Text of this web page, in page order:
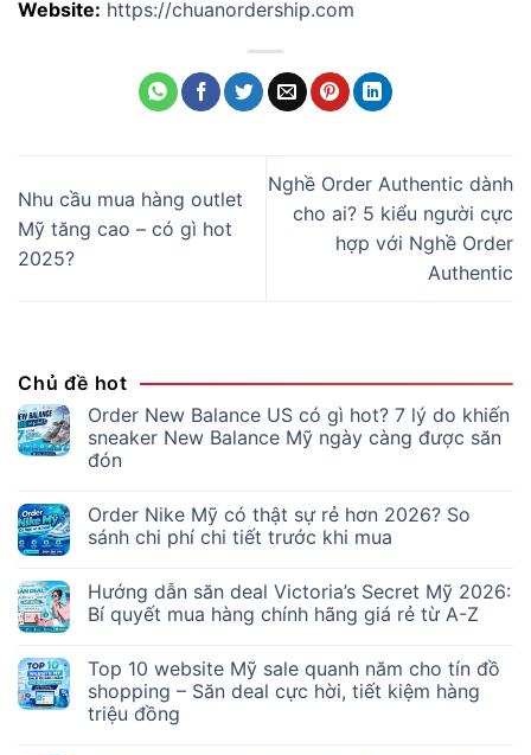
Website: https://chuanordership.com
Nhu cầu mua hàng outlet
Mỹ tăng cao – có gì hot
2025?
Nghề Order Authentic dành
cho ai? 5 kiểu người cực
hợp với Nghề Order
Authentic
Chủ đề hot
Order New Balance US có gì hot? 7 lý do khiến
sneaker New Balance Mỹ ngày càng được săn
đón
Order Nike Mỹ có thật sự rẻ hơn 2026? So
sánh chi phí chi tiết trước khi mua
Hướng dẫn săn deal Victoria’s Secret Mỹ 2026:
Bí quyết mua hàng chính hãng giá rẻ từ A-Z
Top 10 website Mỹ sale quanh năm cho tín đồ
shopping – Săn deal cực hời, tiết kiệm hàng
triệu đồng